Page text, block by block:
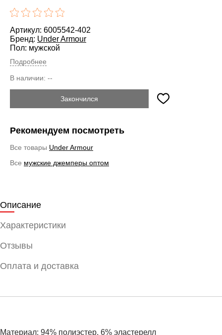
Артикул: 6005542-402
Бренд: Under Armour
Пол: мужской
Подробнее
В наличии: --
Закончился
Рекомендуем посмотреть
Все товары Under Armour
Все мужские джемперы оптом
Описание
Характеристики
Отзывы
Оплата и доставка
Материал: 94% полиэстер, 6% эластерелл